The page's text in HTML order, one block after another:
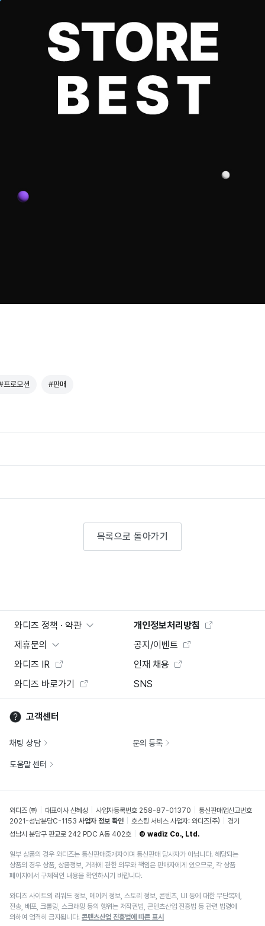
프로모션 #판매
목록으로 돌아가기
와디즈 정책 · 약관
개인정보처리방침
제휴문의
공지/이벤트
와디즈 IR
인재 채용
와디즈 바로가기
SNS
고객센터
채팅 상담 문의 등록
도움말 센터
와디즈 ㈜ 대표이사 신혜성 사업자등록번호 258-87-01370
통신판매업신고번호
2021-성남분당C-1153 사업자 정보 확인 호스팅 서비스 사업자: 와디즈(주)
경기
성남시 분당구 판교로 242 PDC A동 402호
© wadiz Co., Ltd.
일부 상품의 경우 와디즈는 통신판매중개자이며 통신판매 당사자가 아닙니다. 해당되는
상품의 경우 상품, 상품정보, 거래에 관한 의무와 책임은 판매자에게 있으므로, 각 상품
페이지에서 구체적인 내용을 확인하시기 바랍니다.
와디즈 사이트의 리워드 정보, 메이커 정보, 스토리 정보, 콘텐츠, UI 등에 대한 무단복제,
전송, 배포, 크롤링, 스크래핑 등의 행위는 저작권법, 콘텐츠산업 진흥법 등 관련 법령에
의하여 엄격히 금지됩니다. 콘텐츠산업 진흥법에 따른 표시